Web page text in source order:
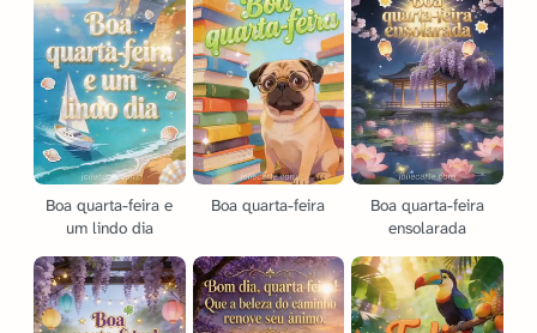
Boa quarta-feira e
um lindo dia
Boa quarta-feira
Boa quarta-feira
ensolarada